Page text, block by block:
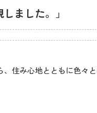
しました。」
住み心地とともに色々